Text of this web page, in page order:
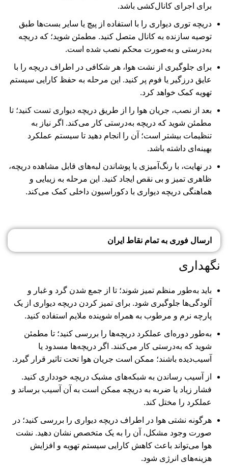
برای اجرای کانال‌کشی باشد.
دریچه توری دیواری را با استفاده از پیچ یا سایر بست‌ها طبق
توصیه سازنده به کانال متصل کنید. مطمئن شوید؛ که دریچه
به‌درستی و به‌صورت محکم نصب شده است.
برای جلوگیری از نشت هوا، هر شکافی در اطراف دریچه را با
عایق درزگیر یا فوم پر کنید. این مرحله به حفظ کارایی سیستم
تهویه کمک خواهد کرد.
بعد از نصب، جریان هوا را از طریق دریچه دیواری تست کنید؛ تا
مطمئن شوید که دریچه به‌درستی کار می‌کند. اگر نیاز به
تنظیمات بیشتر است؛ آن را انجام دهید تا سیستم عملکرد
بهینه‌ای داشته باشد.
در نهایت، با رنگ‌آمیزی یا پوشاندن لبه‌های قابل مشاهده دریچه،
ظاهری تمیز و بی نقص ایجاد کنید. این مرحله به زیبایی و
هماهنگی دریچه دیواری با دکوراسیون داخلی کمک می‌کند.
ارسال فوری به تمام نقاط ایران
نگهداری
باید به‌طور منظم تمیز شوند؛ تا از جمع شدن گرد و غبار و
آلودگی‌ها جلوگیری شود. برای تمیز کردن دریچه‌ دیواری از یک
پارچه نرم و مرطوب به همراه شوینده ملایم استفاده کنید.
به‌طور دوره‌ای عملکرد دریچه‌ها را بررسی کنید؛ تا مطمئن
شوید که به‌درستی کار می‌کنند. اگر دریچه‌ها مسدود یا
آسیب‌دیده باشند؛ ممکن است جریان هوا تحت تاثیر قرار گیرد.
از آسیب رساندن به شبکه‌های مشبک دریچه خودداری کنید.
فشار زیاد یا ضربه به دریچه ممکن است به آن آسیب برساند و
عملکرد را مختل کند.
هرگونه نشتی هوا در اطراف دریچه دیواری را بررسی کنید؛ در
صورت وجود مشکل، آن را به یک متخصص نشان دهید. نشت
هوا می‌تواند باعث کاهش کارایی سیستم تهویه و افزایش
هزینه‌های انرژی شود.